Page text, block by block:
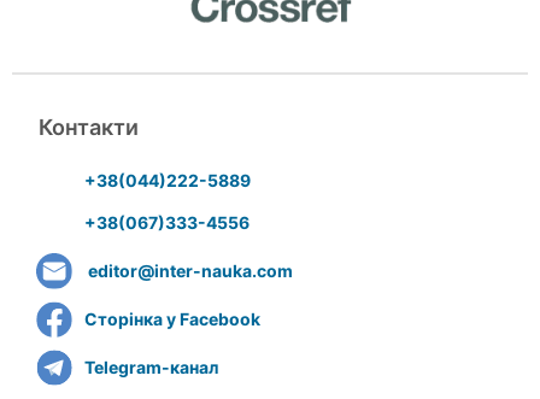
Контакти
+38(044)222-5889
+38(067)333-4556
editor@inter-nauka.com
Сторінка у Facebook
Telegram-канал